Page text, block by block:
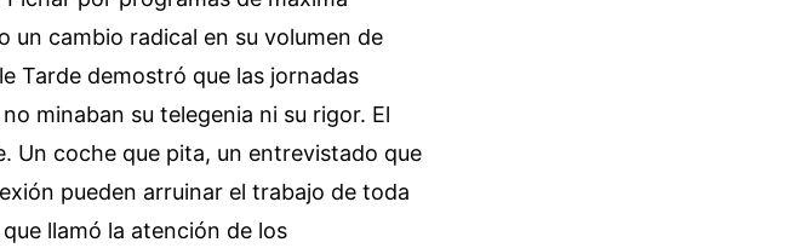
un cambio radical en su volumen de
Tarde demostró que las jornadas
minaban su telegenia ni su rigor. El
Un coche que pita, un entrevistado que
pueden arruinar el trabajo de toda
llamó la atención de los